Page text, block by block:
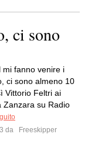
ci sono
mi fanno venire i
ci sono almeno 10
Vittorio Feltri ai
Zanzara su Radio
da
Freeskipper